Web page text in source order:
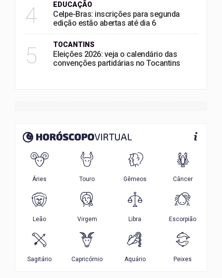
4 EDUCAÇÃO
Celpe-Bras: inscrições para segunda
edição estão abertas até dia 6
5 TOCANTINS
Eleições 2026: veja o calendário das
convenções partidárias no Tocantins